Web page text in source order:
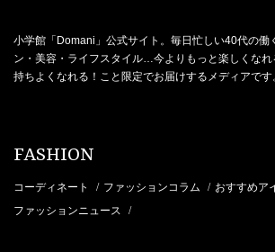
小学館「Domani」公式サイト。毎日忙しい40代の働
ン・美容・ライフスタイル…今よりもっと楽しくな
持ちよくなれる！こと限定でお届けするメディアです
FASHION
コーディネート / ファッションコラム / おすすめア
ファッションニュース /